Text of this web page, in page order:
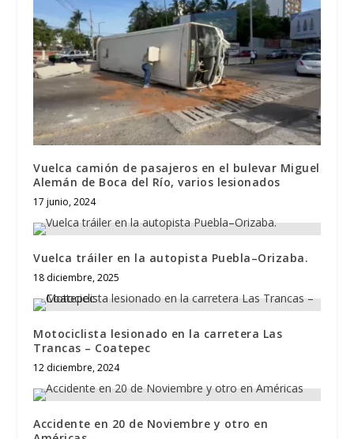
Vuelca camión de pasajeros en el bulevar Miguel
Alemán de Boca del Río, varios lesionados
17 junio, 2024
Vuelca tráiler en la autopista Puebla–Orizaba.
18 diciembre, 2025
Motociclista lesionado en la carretera Las
Trancas – Coatepec
12 diciembre, 2024
Accidente en 20 de Noviembre y otro en